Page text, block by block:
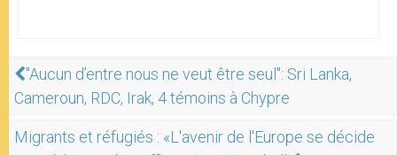
"Aucun d’entre nous ne veut être seul": Sri Lanka,
Cameroun, RDC, Irak, 4 témoins à Chypre
Migrants et réfugiés : «L'avenir de l'Europe se décide